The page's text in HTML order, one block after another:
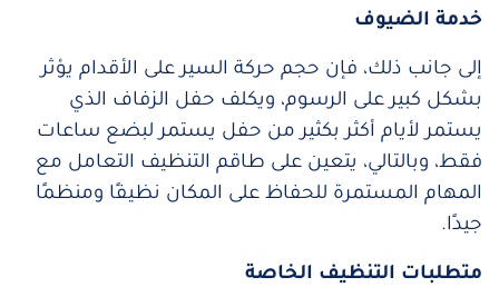
خدمة الضيوف
إلى جانب ذلك، فإن حجم حركة السير على الأقدام يؤثر
بشكل كبير على الرسوم، ويكلف حفل الزفاف الذي
يستمر لأيام أكثر بكثير من حفل يستمر لبضع ساعات
فقط، وبالتالي، يتعين على طاقم التنظيف التعامل مع
المهام المستمرة للحفاظ على المكان نظيفًا ومنظمًا
جيدًا.
متطلبات التنظيف الخاصة